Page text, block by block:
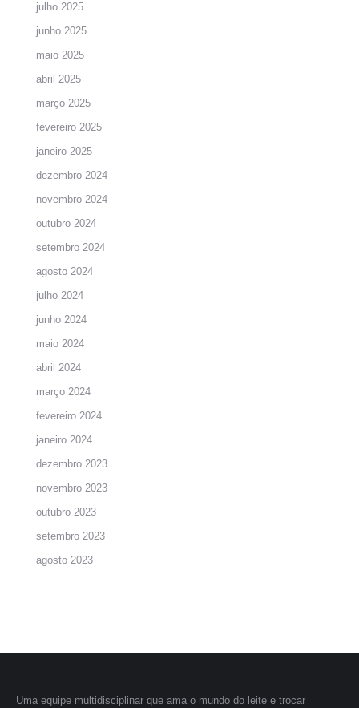
julho 2025
junho 2025
maio 2025
abril 2025
março 2025
fevereiro 2025
janeiro 2025
dezembro 2024
novembro 2024
outubro 2024
setembro 2024
agosto 2024
julho 2024
junho 2024
maio 2024
abril 2024
março 2024
fevereiro 2024
janeiro 2024
dezembro 2023
novembro 2023
outubro 2023
setembro 2023
agosto 2023
Uma equipe multidisciplinar que ama o mundo do leite e trocar